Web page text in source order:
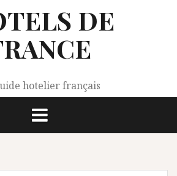
DE
hotelier français